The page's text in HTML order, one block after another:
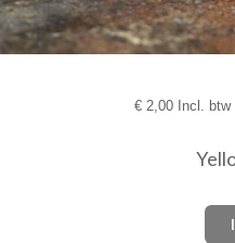
€2,00 Incl. btw